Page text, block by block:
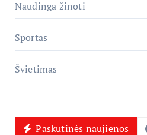
Naudinga žinoti
Sportas
Švietimas
Paskutinės naujienos